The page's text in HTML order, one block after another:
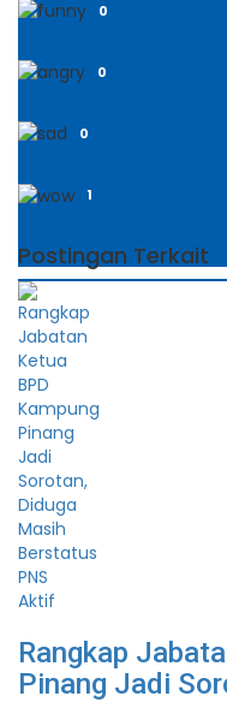
0
0
0
1
Postingan Terkait
Rangkap
Pinang Jadi